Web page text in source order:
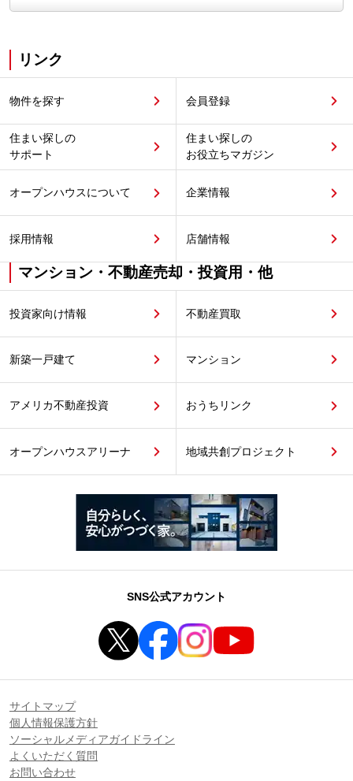
リンク
物件を探す 会員登録
住まい探しの
サポート
住まい探しの
お役立ちマガジン
オープンハウスについて 企業情報
採用情報 店舗情報
マンション・不動産売却・投資用・他
投資家向け情報 不動産買取
新築一戸建て マンション
アメリカ不動産投資 おうちリンク
オープンハウスアリーナ 地域共創プロジェクト
SNS公式アカウント
サイトマップ
個人情報保護方針
ソーシャルメディアガイドライン
よくいただく質問
お問い合わせ